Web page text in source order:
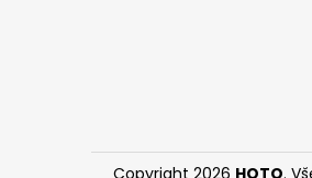
Copyright 2026 HOTO.